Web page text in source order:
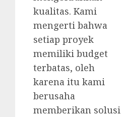
kualitas. Kami
mengerti bahwa
setiap proyek
memiliki budget
terbatas, oleh
karena itu kami
berusaha
memberikan solusi